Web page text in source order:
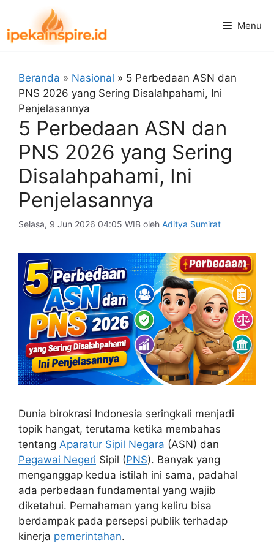
isi
Menu
Beranda » Nasional » 5 Perbedaan ASN dan
PNS 2026 yang Sering Disalahpahami, Ini
Penjelasannya
5 Perbedaan ASN dan
PNS 2026 yang Sering
Disalahpahami, Ini
Penjelasannya
Selasa, 9 Jun 2026 04:05 WIB oleh Aditya Sumirat
Dunia birokrasi Indonesia seringkali menjadi
topik hangat, terutama ketika membahas
tentang Aparatur Sipil Negara (ASN) dan
Pegawai Negeri Sipil (PNS). Banyak yang
menganggap kedua istilah ini sama, padahal
ada perbedaan fundamental yang wajib
diketahui. Pemahaman yang keliru bisa
berdampak pada persepsi publik terhadap
kinerja pemerintahan.